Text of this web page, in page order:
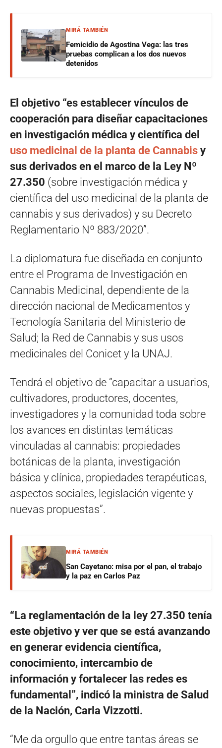
MIRÁ TAMBIÉN
Femicidio de Agostina Vega: las tres
pruebas complican a los dos nuevos
detenidos
El objetivo “es establecer vínculos de
cooperación para diseñar capacitaciones
en investigación médica y científica del
uso medicinal de la planta de Cannabis y
sus derivados en el marco de la Ley Nº
27.350 (sobre investigación médica y
científica del uso medicinal de la planta de
cannabis y sus derivados) y su Decreto
Reglamentario Nº 883/2020”.
La diplomatura fue diseñada en conjunto
entre el Programa de Investigación en
Cannabis Medicinal, dependiente de la
dirección nacional de Medicamentos y
Tecnología Sanitaria del Ministerio de
Salud; la Red de Cannabis y sus usos
medicinales del Conicet y la UNAJ.
Tendrá el objetivo de “capacitar a usuarios,
cultivadores, productores, docentes,
investigadores y la comunidad toda sobre
los avances en distintas temáticas
vinculadas al cannabis: propiedades
botánicas de la planta, investigación
básica y clínica, propiedades terapéuticas,
aspectos sociales, legislación vigente y
nuevas propuestas”.
MIRÁ TAMBIÉN
San Cayetano: misa por el pan, el trabajo
y la paz en Carlos Paz
“La reglamentación de la ley 27.350 tenía
este objetivo y ver que se está avanzando
en generar evidencia científica,
conocimiento, intercambio de
información y fortalecer las redes es
fundamental”, indicó la ministra de Salud
de la Nación, Carla Vizzotti.
“Me da orgullo que entre tantas áreas se